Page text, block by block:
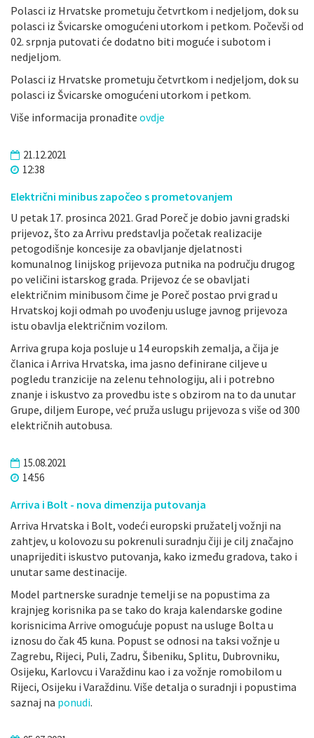
Polasci iz Hrvatske prometuju četvrtkom i nedjeljom, dok su
polasci iz Švicarske omogućeni utorkom i petkom. Počevši od
02. srpnja putovati će dodatno biti moguće i subotom i
nedjeljom.
Polasci iz Hrvatske prometuju četvrtkom i nedjeljom, dok su
polasci iz Švicarske omogućeni utorkom i petkom.
Više informacija pronađite ovdje
21.12.2021
12:38
Električni minibus započeo s prometovanjem
U petak 17. prosinca 2021. Grad Poreč je dobio javni gradski
prijevoz, što za Arrivu predstavlja početak realizacije
petogodišnje koncesije za obavljanje djelatnosti
komunalnog linijskog prijevoza putnika na području drugog
po veličini istarskog grada. Prijevoz će se obavljati
električnim minibusom čime je Poreč postao prvi grad u
Hrvatskoj koji odmah po uvođenju usluge javnog prijevoza
istu obavlja električnim vozilom.
Arriva grupa koja posluje u 14 europskih zemalja, a čija je
članica i Arriva Hrvatska, ima jasno definirane ciljeve u
pogledu tranzicije na zelenu tehnologiju, ali i potrebno
znanje i iskustvo za provedbu iste s obzirom na to da unutar
Grupe, diljem Europe, već pruža uslugu prijevoza s više od 300
električnih autobusa.
15.08.2021
14:56
Arriva i Bolt - nova dimenzija putovanja
Arriva Hrvatska i Bolt, vodeći europski pružatelj vožnji na
zahtjev, u kolovozu su pokrenuli suradnju čiji je cilj značajno
unaprijediti iskustvo putovanja, kako između gradova, tako i
unutar same destinacije.
Model partnerske suradnje temelji se na popustima za
krajnjeg korisnika pa se tako do kraja kalendarske godine
korisnicima Arrive omogućuje popust na usluge Bolta u
iznosu do čak 45 kuna. Popust se odnosi na taksi vožnje u
Zagrebu, Rijeci, Puli, Zadru, Šibeniku, Splitu, Dubrovniku,
Osijeku, Karlovcu i Varaždinu kao i za vožnje romobilom u
Rijeci, Osijeku i Varaždinu. Više detalja o suradnji i popustima
saznaj na ponudi.